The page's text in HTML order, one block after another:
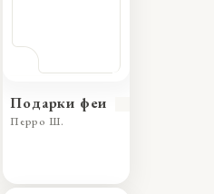
Подарки феи
Перро Ш.